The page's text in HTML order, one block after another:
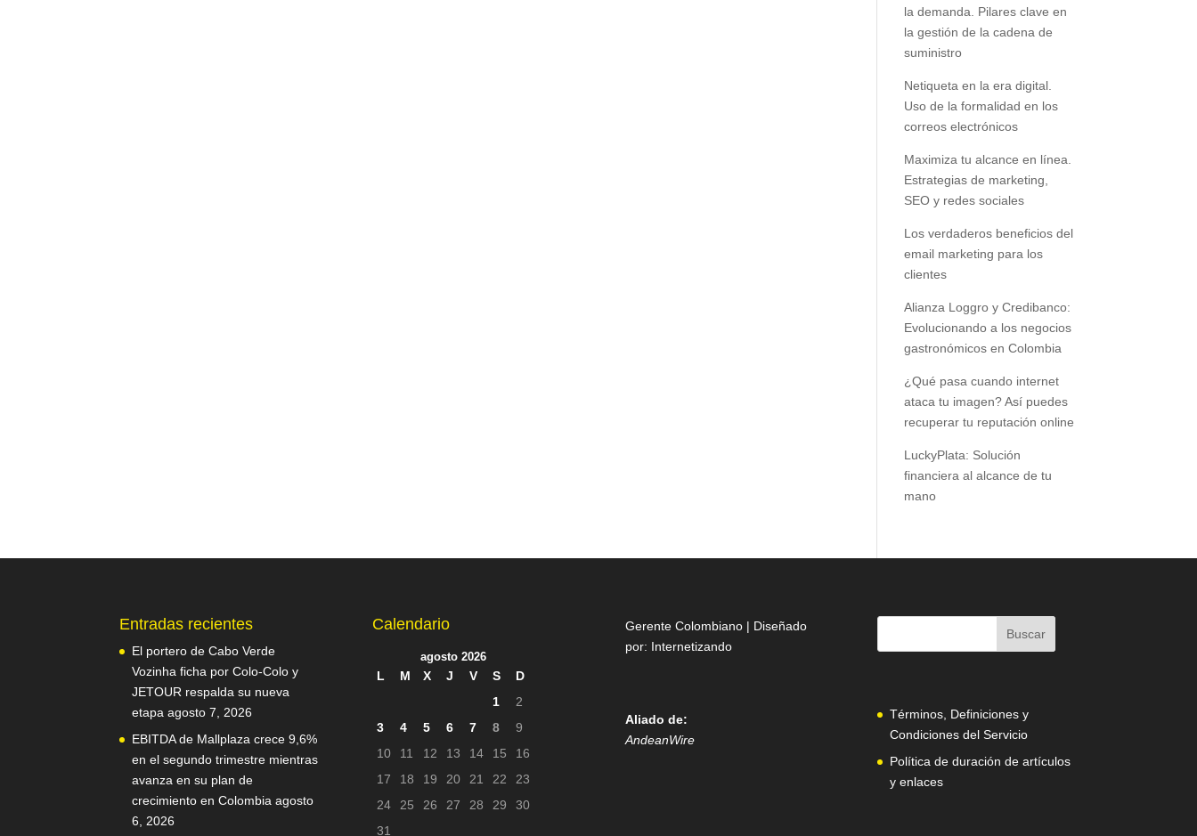
la demanda. Pilares clave en
la gestión de la cadena de
suministro
Netiqueta en la era digital.
Uso de la formalidad en los
correos electrónicos
Maximiza tu alcance en línea.
Estrategias de marketing,
SEO y redes sociales
Los verdaderos beneficios del
email marketing para los
clientes
Alianza Loggro y Credibanco:
Evolucionando a los negocios
gastronómicos en Colombia
¿Qué pasa cuando internet
ataca tu imagen? Así puedes
recuperar tu reputación online
LuckyPlata: Solución
financiera al alcance de tu
mano
Entradas recientes
El portero de Cabo Verde
Vozinha ficha por Colo-Colo y
JETOUR respalda su nueva
etapa agosto 7, 2026
EBITDA de Mallplaza crece 9,6%
en el segundo trimestre mientras
avanza en su plan de
crecimiento en Colombia agosto
6, 2026
Calendario
agosto 2026
L M X J V S
D
1
2
3
4 5 6 7 8
9
10
11 12 13 14 15
16
17
18 19 20 21 22
23
24
25 26 27 28 29
30
31
Gerente Colombiano | Diseñado
por: Internetizando
Aliado de:
AndeanWire
Términos, Definiciones y
Condiciones del Servicio
Política de duración de artículos
y enlaces